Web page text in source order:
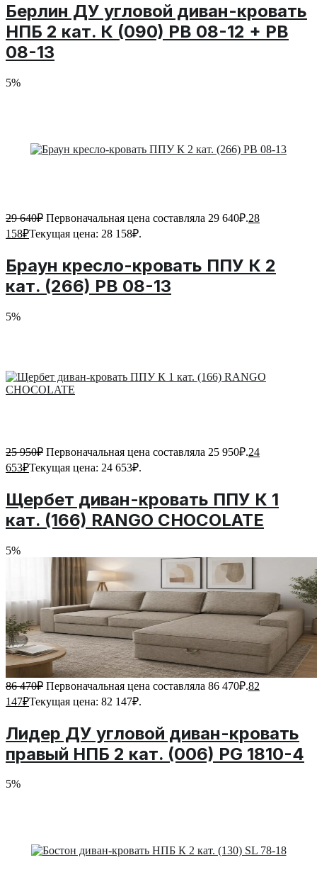
Берлин ДУ угловой диван-кровать
НПБ 2 кат. К (090) PB 08-12 + PB
08-13
5%
29 640₽ Первоначальная цена составляла 29 640₽.28
158₽Текущая цена: 28 158₽.
Браун кресло-кровать ППУ К 2
кат. (266) PB 08-13
5%
25 950₽ Первоначальная цена составляла 25 950₽.24
653₽Текущая цена: 24 653₽.
Щербет диван-кровать ППУ К 1
кат. (166) RANGO CHOCOLATE
5%
86 470₽ Первоначальная цена составляла 86 470₽.82
147₽Текущая цена: 82 147₽.
Лидер ДУ угловой диван-кровать
правый НПБ 2 кат. (006) PG 1810-4
5%